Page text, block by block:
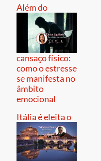
Além do
cansaço físico:
como o estresse
se manifesta no
âmbito
emocional
Itália é eleita o